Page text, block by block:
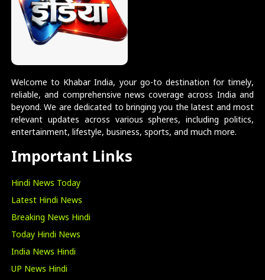
Welcome to Khabar India, your go-to destination for timely,
reliable, and comprehensive news coverage across India and
beyond. We are dedicated to bringing you the latest and most
relevant updates across various spheres, including politics,
entertainment, lifestyle, business, sports, and much more.
Important Links
Hindi News Today
Latest Hindi News
Breaking News Hindi
Today Hindi News
India News Hindi
UP News Hindi